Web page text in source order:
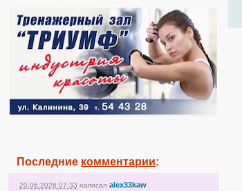
Последние комментарии:
20.06.2026 07:33 написал alex33kaw